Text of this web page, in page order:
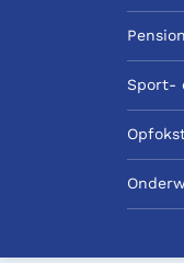
Sport-